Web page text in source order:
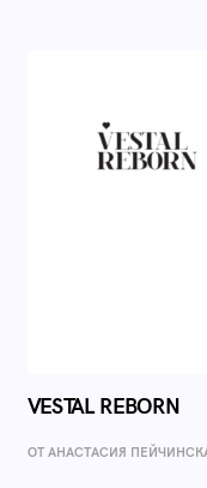
VESTAL REBORN
ОТ AНАСТАСИЯ